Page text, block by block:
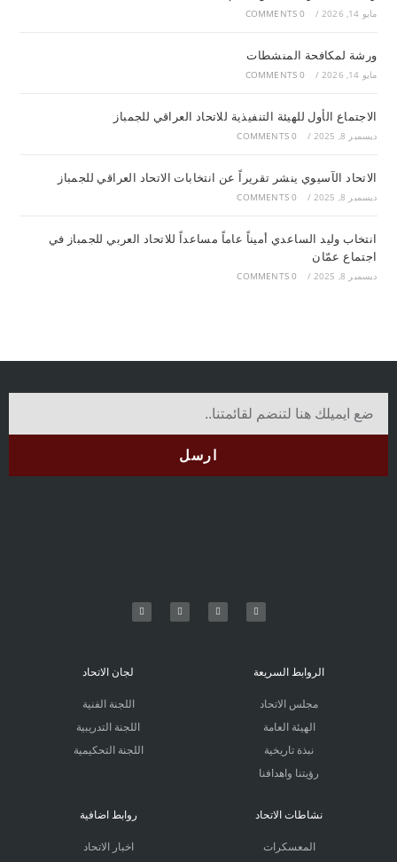
مايو 14, 2026 /
0 COMMENTS
ورشة لمكافحة المنشطات
مايو 14, 2026 /
0 COMMENTS
الاجتماع الأول للهيئة التنفيذية للاتحاد العراقي للجمباز
ديسمبر 8, 2025 /
0 COMMENTS
الاتحاد الآسيوي ينشر تقريراً عن انتخابات الاتحاد العراقي للجمباز
ديسمبر 8, 2025 /
0 COMMENTS
انتخاب وليد الساعدي أميناً عاماً مساعداً للاتحاد العربي للجمباز في
اجتماع عمّان
ديسمبر 8, 2025 /
0 COMMENTS
ارسل
الروابط السريعة
مجلس الاتحاد
الهيئة العامة
نبذة تاريخية
رؤيتنا واهدافنا
لجان الاتحاد
اللجنة الفنية
اللجنة التدريبية
اللجنة التحكيمية
نشاطات الاتحاد
المعسكرات
روابط اضافية
اخبار الاتحاد